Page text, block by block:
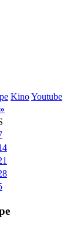
KinoYoutube
»